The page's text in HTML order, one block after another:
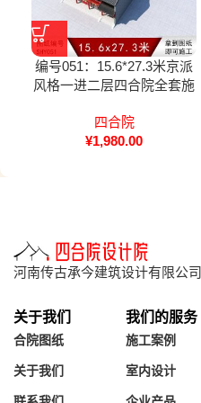
编号051：15.6*27.3米京派
风格一进二层四合院全套施
四合院
¥1,980.00
河南传古承今建筑设计有限公司
关于我们
合院图纸
关于我们
我们的服务
施工案例
室内设计